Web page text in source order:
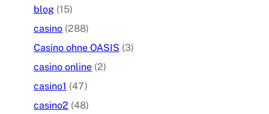
blog (15)
casino (288)
Casino ohne OASIS (3)
casino online (2)
casino1 (47)
casino2 (48)